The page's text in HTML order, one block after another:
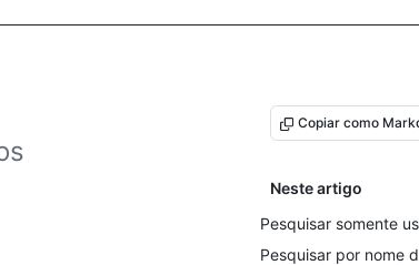
Copiar como
Neste artigo
Pesquisar somente
Pesquisar por nome